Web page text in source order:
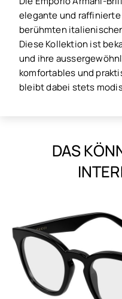
elegante und
berühmten
Diese Kollektion ist
und ihre
komfortables und
bleibt dabei stets
DAS